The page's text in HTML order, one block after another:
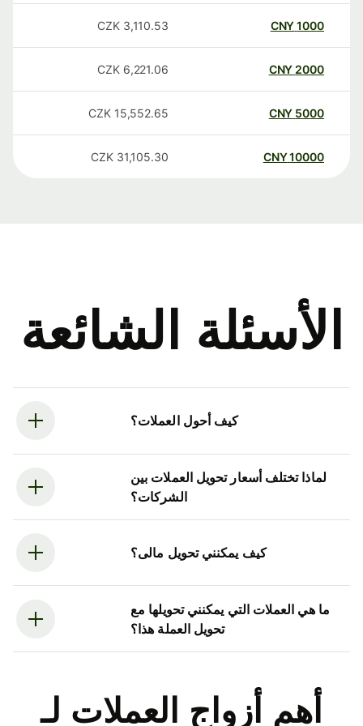
1000
CNY
3,110.53
CZK
2000
CNY
6,221.06
CZK
5000
CNY
15,552.65
CZK
10000
CNY
31,105.30
CZK
الأسئلة الشائعة
كيف أحول العملات؟
لماذا تختلف أسعار تحويل العملات بين
الشركات؟
كيف يمكنني تحويل مالى؟
ما هي العملات التي يمكنني تحويلها مع
تحويل العملة هذا؟
أهم أزواج العملات لـ